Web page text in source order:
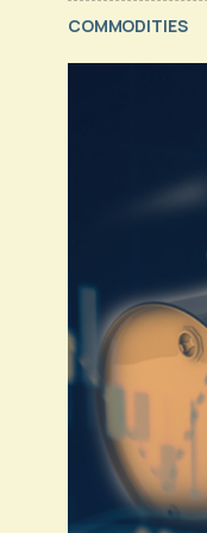
COMMODITIES